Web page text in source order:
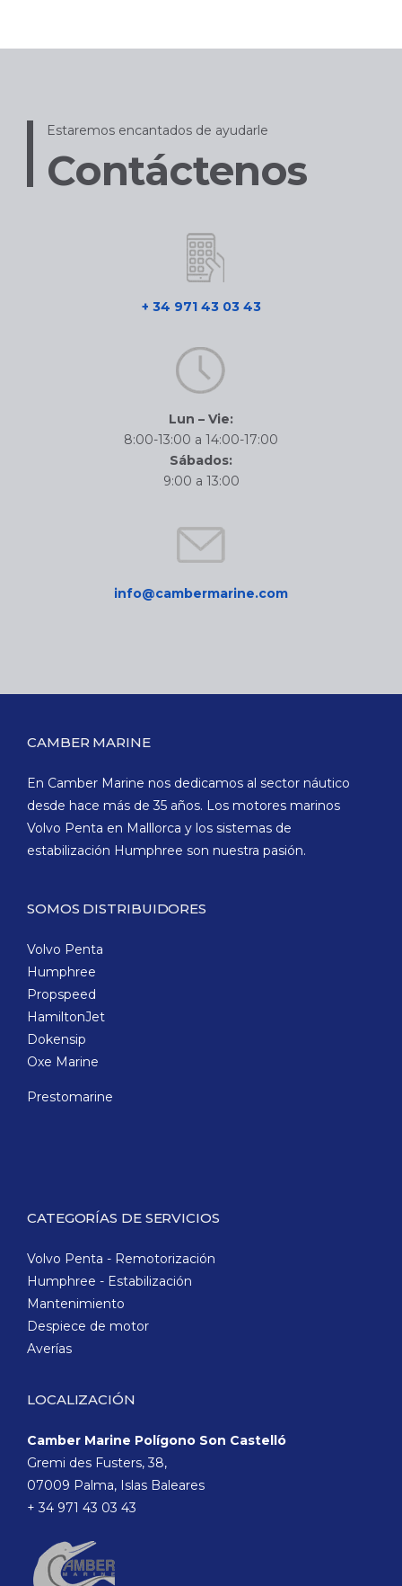
Estaremos encantados de ayudarle
Contáctenos
+ 34 971 43 03 43
Lun – Vie:
8:00-13:00 a 14:00-17:00
Sábados:
9:00 a 13:00
info@cambermarine.com
CAMBER MARINE
En Camber Marine nos dedicamos al sector náutico
desde hace más de 35 años. Los motores marinos
Volvo Penta en Malllorca y los sistemas de
estabilización Humphree son nuestra pasión.
SOMOS DISTRIBUIDORES
Volvo Penta
Humphree
Propspeed
HamiltonJet
Dokensip
Oxe Marine
Prestomarine
CATEGORÍAS DE SERVICIOS
Volvo Penta - Remotorización
Humphree - Estabilización
Mantenimiento
Despiece de motor
Averías
LOCALIZACIÓN
Camber Marine Polígono Son Castelló
Gremi des Fusters, 38,
07009 Palma, Islas Baleares
+ 34 971 43 03 43